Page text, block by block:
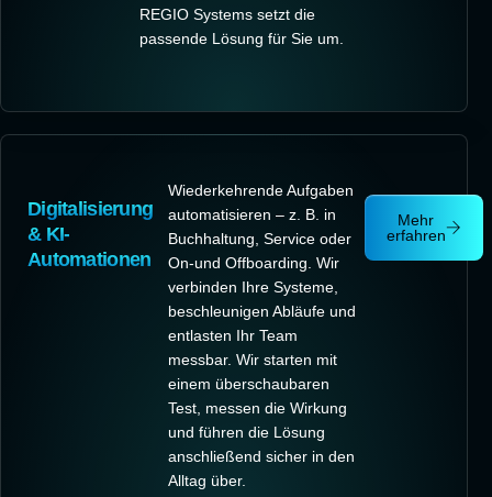
REGIO Systems setzt die
passende Lösung für Sie um.
Digitalisierung
& KI-
Automationen
Wiederkehrende Aufgaben
automatisieren – z. B. in
Buchhaltung, Service oder
On-und Offboarding. Wir
verbinden Ihre Systeme,
beschleunigen Abläufe und
entlasten Ihr Team
messbar. Wir starten mit
einem überschaubaren
Test, messen die Wirkung
und führen die Lösung
anschließend sicher in den
Alltag über.
Mehr
erfahren